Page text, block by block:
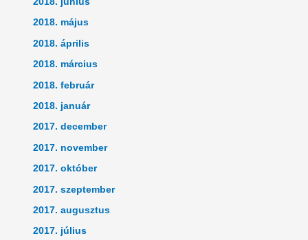
2018. május
2018. április
2018. március
2018. február
2018. január
2017. december
2017. november
2017. október
2017. szeptember
2017. augusztus
2017. július